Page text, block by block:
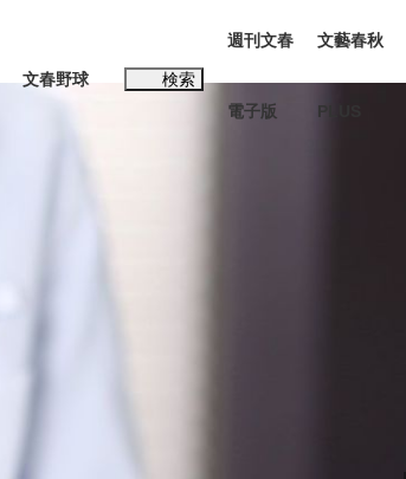
文春野球 検索
週刊文春
電子版
文藝春秋
PLUS